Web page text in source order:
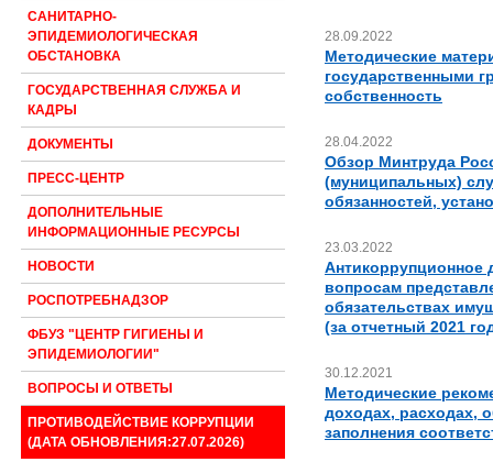
САНИТАРНО-
ЭПИДЕМИОЛОГИЧЕСКАЯ
ОБСТАНОВКА
ГОСУДАРСТВЕННАЯ СЛУЖБА И
КАДРЫ
ДОКУМЕНТЫ
ПРЕСС-ЦЕНТР
ДОПОЛНИТЕЛЬНЫЕ
ИНФОРМАЦИОННЫЕ РЕСУРСЫ
НОВОСТИ
РОСПОТРЕБНАДЗОР
ФБУЗ "ЦЕНТР ГИГИЕНЫ И
ЭПИДЕМИОЛОГИИ"
ВОПРОСЫ И ОТВЕТЫ
ПРОТИВОДЕЙСТВИЕ КОРРУПЦИИ
(ДАТА ОБНОВЛЕНИЯ:27.07.2026)
28.09.2022
Методические
государственными
собственность
28.04.2022
Обзор Минтруда
(муниципальных)
обязанностей,
23.03.2022
Антикоррупционное
вопросам
обязательствах
(за отчетный 2021
30.12.2021
Методические
доходах, расходах,
заполнения